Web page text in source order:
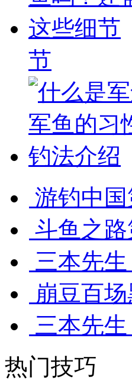
节
游钓中
斗鱼之
三本先
崩豆百
三本先
热门技巧